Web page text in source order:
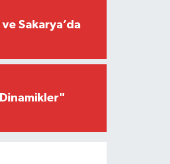
Sakarya’da
Dinamikler"